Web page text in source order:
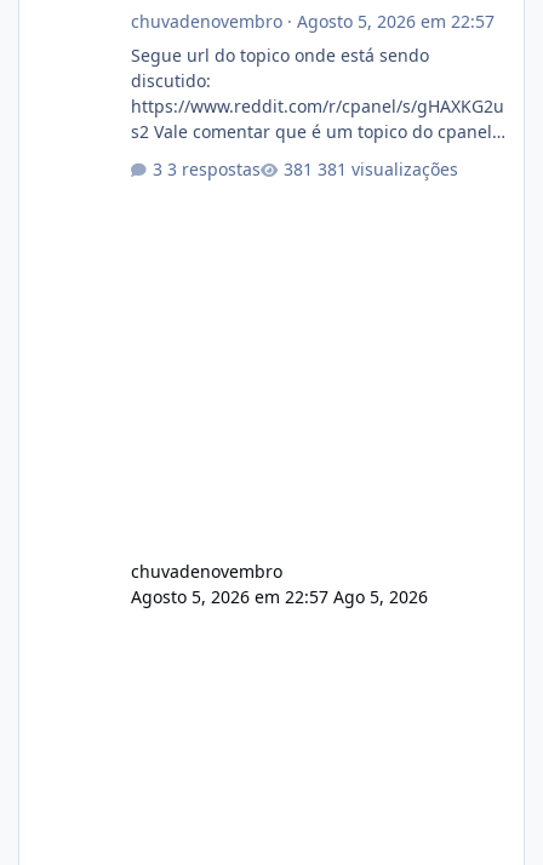
chuvadenovembro· Agosto 5, 2026 em 22:57
Segue url do topico onde está sendo
discutido:
https://www.reddit.com/r/cpanel/s/gHAXKG2u
s2 Vale comentar que é um topico do cpanel...
3 respostas 381 visualizações
chuvadenovembro
Agosto 5, 2026 em 22:57 Ago 5, 2026